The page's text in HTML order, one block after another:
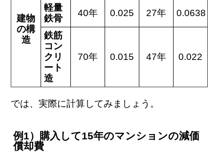
建物
の構
造
軽量
鉄骨
40年 0.025 27年 0.0638
鉄筋
コン
クリ
ート
造
70年 0.015 47年 0.022
では、実際に計算してみましょう。
例1）購入して15年のマンションの減価
償却費